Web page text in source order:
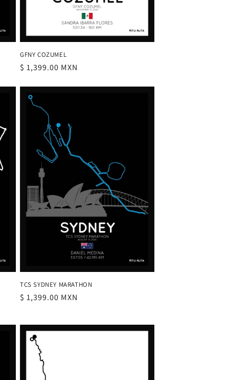
GFNY COZUMEL
Precio
$ 1,399.00 MXN
TCS SYDNEY MARATHON
Precio
$ 1,399.00 MXN